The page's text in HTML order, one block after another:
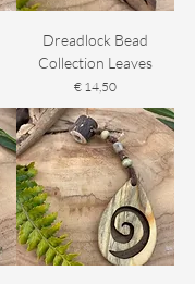
Dreadlock Bead
Collection Leaves
Prijs
€ 14,50